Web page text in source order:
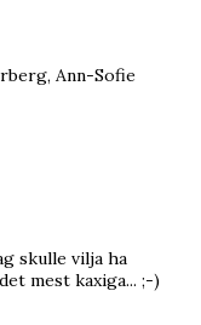
Ann-Sofie
skulle vilja ha
mest kaxiga... ;-)